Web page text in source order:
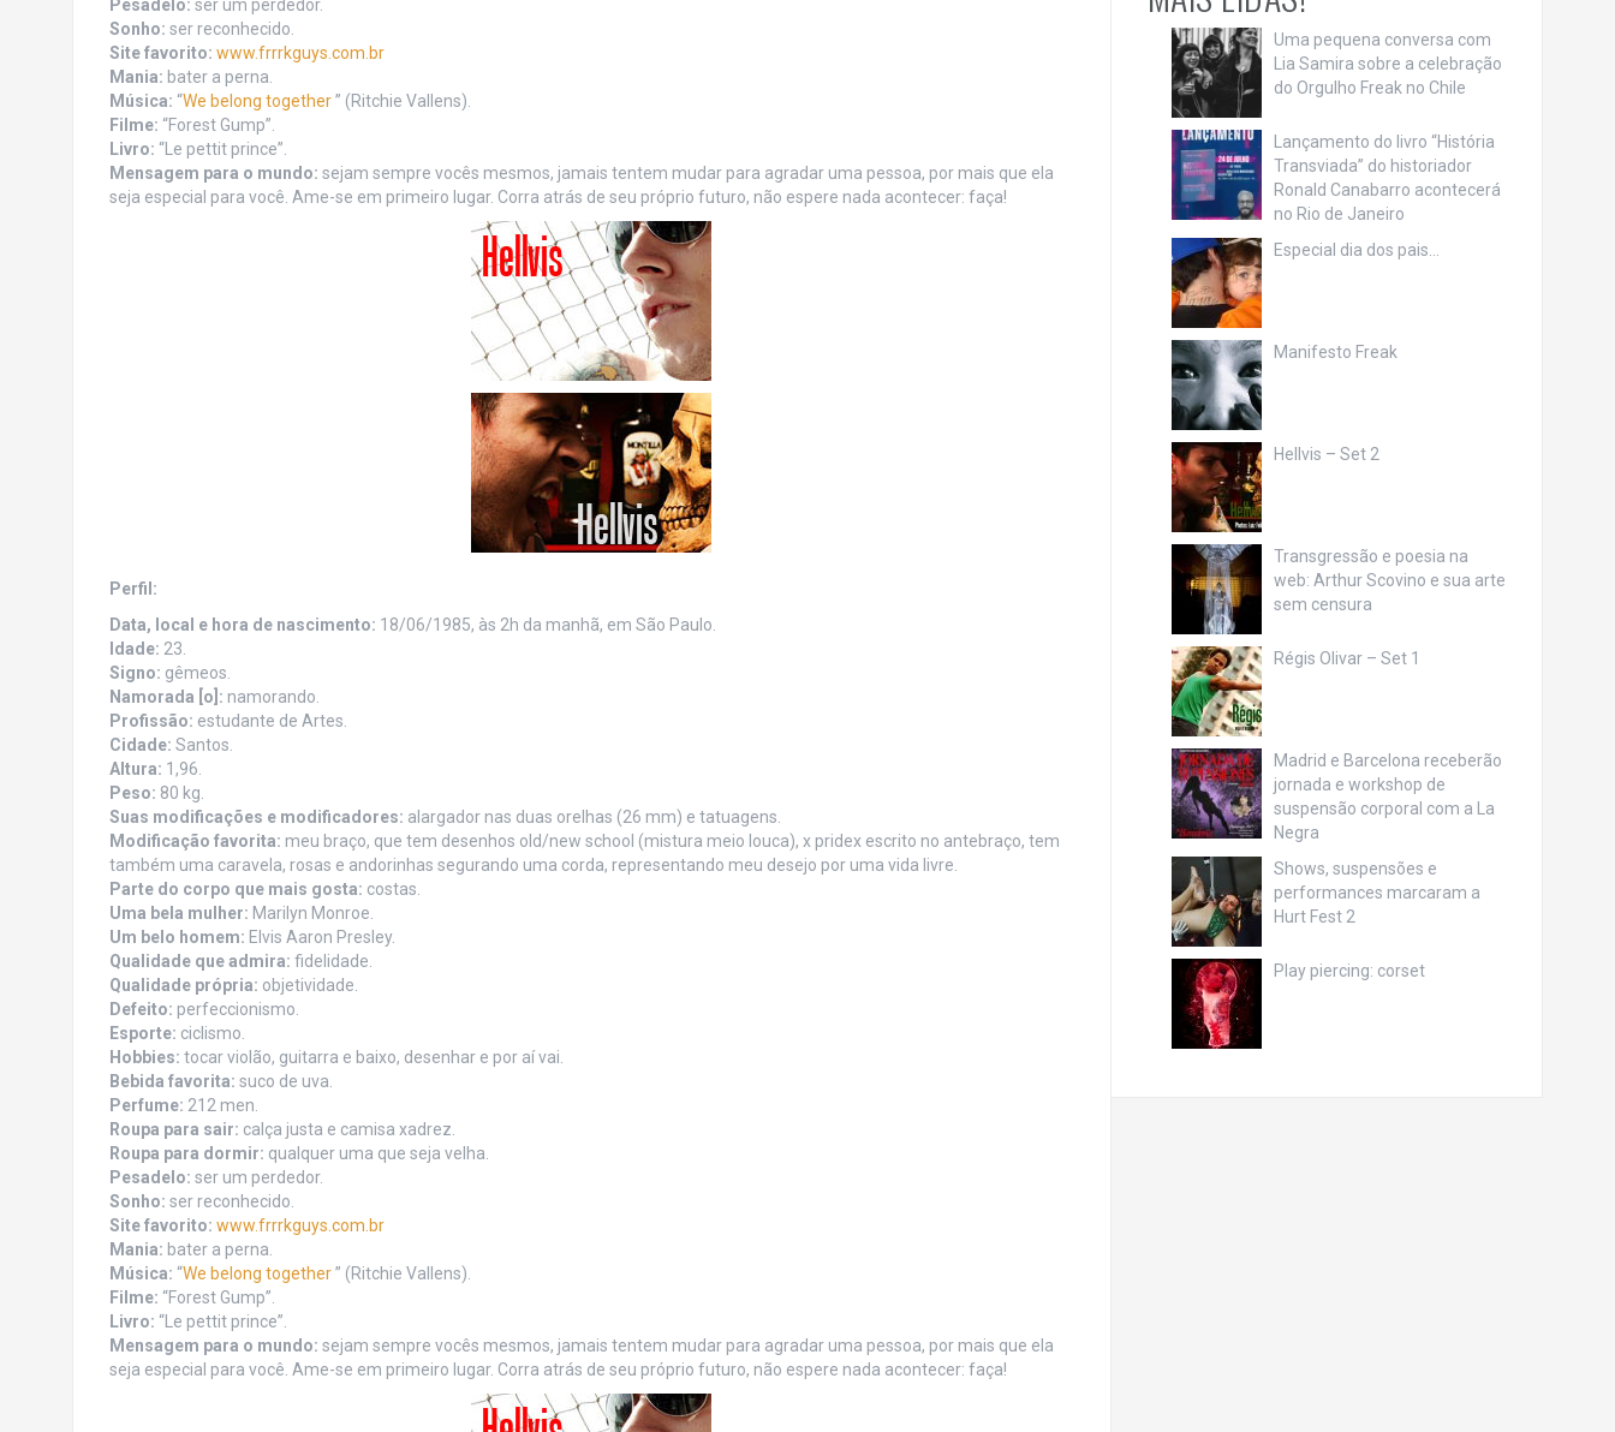
Pesadelo: ser um perdedor.
Sonho: ser reconhecido.
Site favorito: www.frrrkguys.com.br
Mania: bater a perna.
Música: “We belong together” (Ritchie Vallens).
Filme: “Forest Gump”.
Livro: “Le pettit prince”.
Mensagem para o mundo: sejam sempre vocês mesmos, jamais tentem mudar para agradar uma pessoa, por mais que ela
seja especial para você. Ame-se em primeiro lugar. Corra atrás de seu próprio futuro, não espere nada acontecer: faça!
Perfil:
Data, local e hora de nascimento: 18/06/1985, às 2h da manhã, em São Paulo.
Idade: 23.
Signo: gêmeos.
Namorada [o]: namorando.
Profissão: estudante de Artes.
Cidade: Santos.
Altura: 1,96.
Peso: 80 kg.
Suas modificações e modificadores: alargador nas duas orelhas (26 mm) e tatuagens.
Modificação favorita: meu braço, que tem desenhos old/new school (mistura meio louca), x pridex escrito no antebraço, tem
também uma caravela, rosas e andorinhas segurando uma corda, representando meu desejo por uma vida livre.
Parte do corpo que mais gosta: costas.
Uma bela mulher: Marilyn Monroe.
Um belo homem: Elvis Aaron Presley.
Qualidade que admira: fidelidade.
Qualidade própria: objetividade.
Defeito: perfeccionismo.
Esporte: ciclismo.
Hobbies: tocar violão, guitarra e baixo, desenhar e por aí vai.
Bebida favorita: suco de uva.
Perfume: 212 men.
Roupa para sair: calça justa e camisa xadrez.
Roupa para dormir: qualquer uma que seja velha.
Pesadelo: ser um perdedor.
Sonho: ser reconhecido.
Site favorito: www.frrrkguys.com.br
Mania: bater a perna.
Música: “We belong together” (Ritchie Vallens).
Filme: “Forest Gump”.
Livro: “Le pettit prince”.
Mensagem para o mundo: sejam sempre vocês mesmos, jamais tentem mudar para agradar uma pessoa, por mais que ela
seja especial para você. Ame-se em primeiro lugar. Corra atrás de seu próprio futuro, não espere nada acontecer: faça!
Uma pequena conversa com
Lia Samira sobre a celebração
do Orgulho Freak no Chile
Lançamento do livro “História
Transviada” do historiador
Ronald Canabarro acontecerá
no Rio de Janeiro
Especial dia dos pais…
Manifesto Freak
Hellvis – Set 2
Transgressão e poesia na
web: Arthur Scovino e sua arte
sem censura
Régis Olivar – Set 1
Madrid e Barcelona receberão
jornada e workshop de
suspensão corporal com a La
Negra
Shows, suspensões e
performances marcaram a
Hurt Fest 2
Play piercing: corset